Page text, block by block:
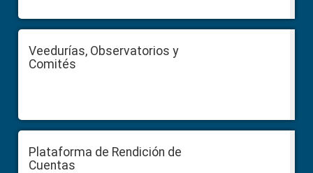
Veedurías, Observatorios y
Comités
Plataforma de Rendición de
Cuentas